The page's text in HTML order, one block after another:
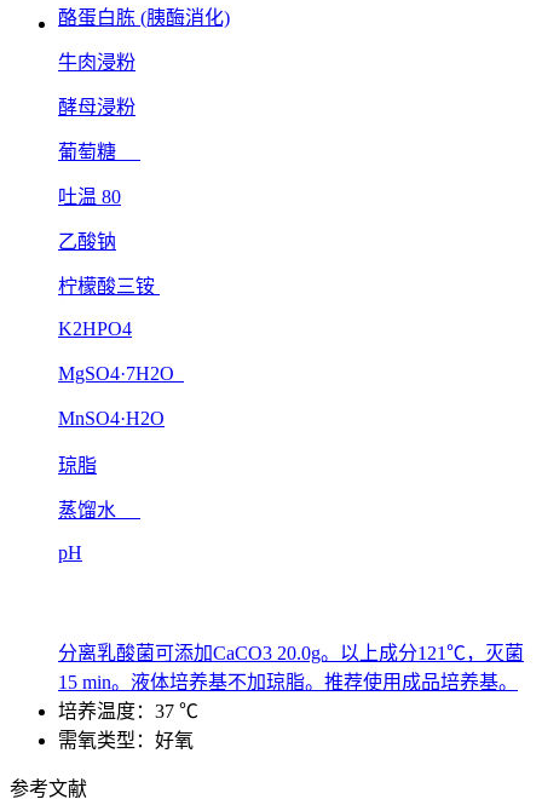
酪蛋白胨 (胰酶消化)
牛肉浸粉
酵母浸粉
葡萄糖
吐温 80
乙酸钠
柠檬酸三铵
K2HPO4
MgSO4·7H2O
MnSO4·H2O
琼脂
蒸馏水
pH
分离乳酸菌可添加CaCO3 20.0g。以上成分121℃，灭菌
15 min。液体培养基不加琼脂。推荐使用成品培养基。
培养温度：37 ℃
需氧类型：好氧
参考文献